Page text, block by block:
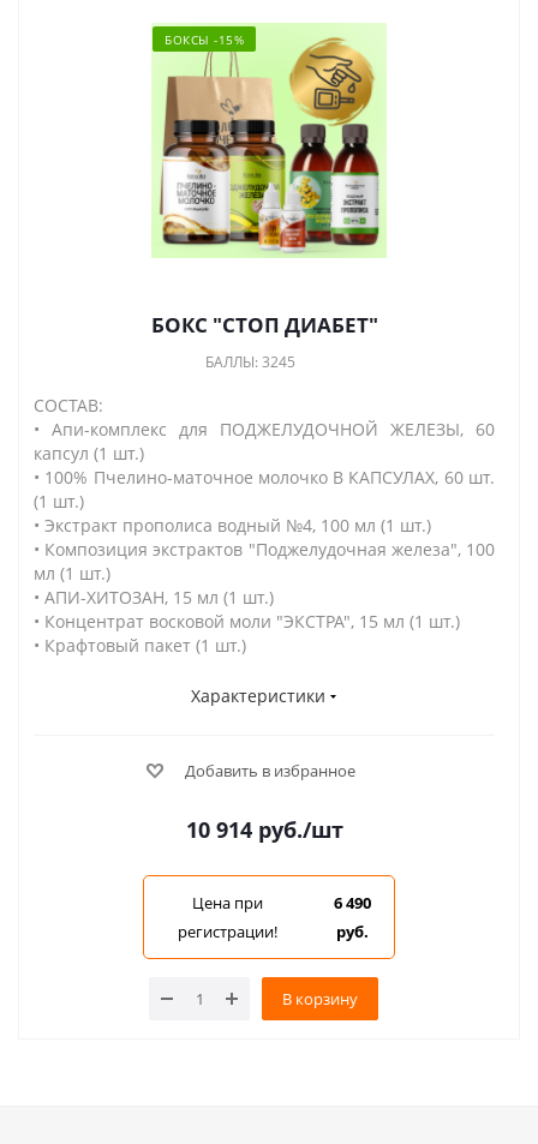
БОКСЫ -15%
БОКС "СТОП ДИАБЕТ"
БАЛЛЫ: 3245
СОСТАВ:
• Апи-комплекс для ПОДЖЕЛУДОЧНОЙ ЖЕЛЕЗЫ, 60
капсул (1 шт.)
• 100% Пчелино-маточное молочко В КАПСУЛАХ, 60 шт.
(1 шт.)
• Экстракт прополиса водный №4, 100 мл (1 шт.)
• Композиция экстрактов "Поджелудочная железа", 100
мл (1 шт.)
• АПИ-ХИТОЗАН, 15 мл (1 шт.)
• Концентрат восковой моли "ЭКСТРА", 15 мл (1 шт.)
• Крафтовый пакет (1 шт.)
Характеристики
Добавить в избранное
10 914 руб./шт
Цена при
регистрации!
6 490
руб.
В корзину